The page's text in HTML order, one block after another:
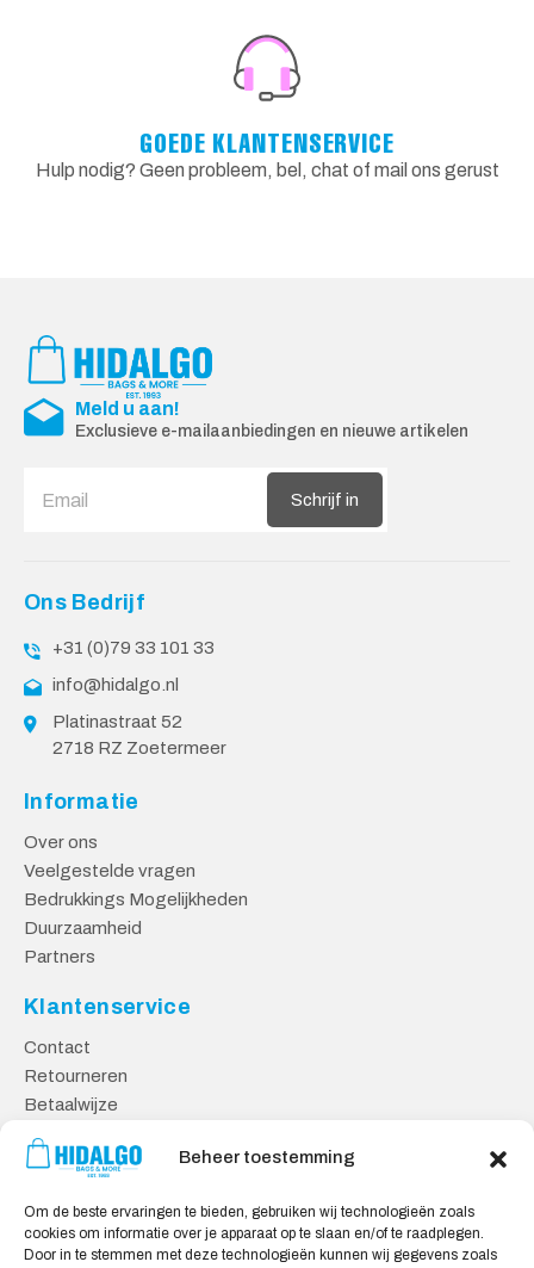
Beheer toestemming
Om de beste ervaringen te bieden, gebruiken wij technologieën zoals
cookies om informatie over je apparaat op te slaan en/of te raadplegen.
Door in te stemmen met deze technologieën kunnen wij gegevens zoals
GOEDE KLANTENSERVICE
Hulp nodig? Geen probleem, bel, chat of mail ons gerust
Meld u aan!
Exclusieve e-mailaanbiedingen en nieuwe artikelen
Schrijf in
Ons Bedrijf
+31 (0)79 33 101 33
info@hidalgo.nl
Platinastraat 52
2718 RZ Zoetermeer
Informatie
Over ons
Veelgestelde vragen
Bedrukkings Mogelijkheden
Duurzaamheid
Partners
Klantenservice
Contact
Retourneren
Betaalwijze
Veilig Shoppen
Algemene Voorwaarden
Privacy Verklaring